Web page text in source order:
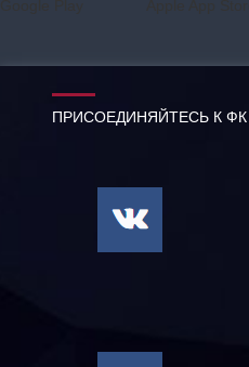
ПРИСОЕДИНЯЙТЕСЬ К